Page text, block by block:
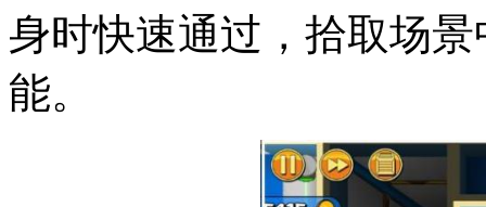
身时快速通过，拾取场
能。